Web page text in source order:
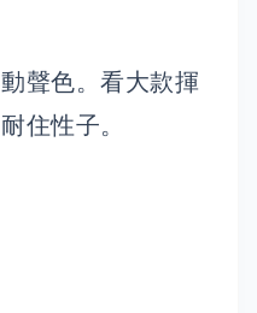
聲色。看大款揮
住性子。